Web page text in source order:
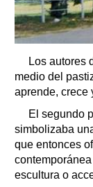
Los autores
medio del
aprende, crece
El segundo
simbolizaba
que entonces
escultura o